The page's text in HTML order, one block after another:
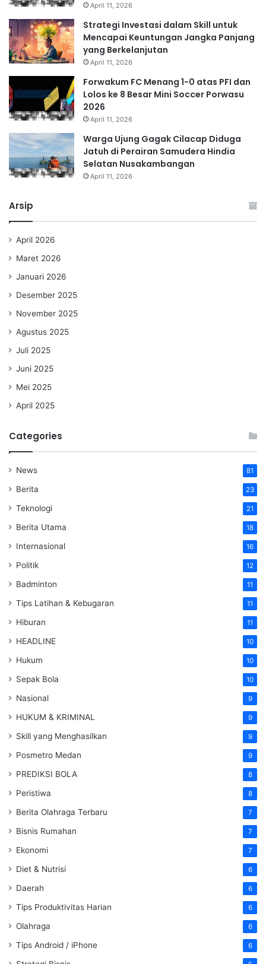
April 11, 2026
Strategi Investasi dalam Skill untuk
Mencapai Keuntungan Jangka Panjang
yang Berkelanjutan
April 11, 2026
Forwakum FC Menang 1-0 atas PFI dan
Lolos ke 8 Besar Mini Soccer Porwasu
2026
April 11, 2026
Warga Ujung Gagak Cilacap Diduga
Jatuh di Perairan Samudera Hindia
Selatan Nusakambangan
April 11, 2026
Arsip
April 2026
Maret 2026
Januari 2026
Desember 2025
November 2025
Agustus 2025
Juli 2025
Juni 2025
Mei 2025
April 2025
Categories
News 81
Berita 23
Teknologi 21
Berita Utama 18
Internasional 16
Politik 12
Badminton 11
Tips Latihan & Kebugaran 11
Hiburan 11
HEADLINE 10
Hukum 10
Sepak Bola 10
Nasional 9
HUKUM & KRIMINAL 9
Skill yang Menghasilkan 9
Posmetro Medan 9
PREDIKSI BOLA 8
Peristiwa 8
Berita Olahraga Terbaru 7
Bisnis Rumahan 7
Ekonomi 7
Diet & Nutrisi 6
Daerah 6
Tips Produktivitas Harian 6
Olahraga 6
Tips Android / iPhone 6